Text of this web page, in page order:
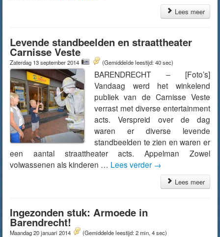
Lees meer
Levende standbeelden en straattheater
Carnisse Veste
Zaterdag 13 september 2014 (Gemiddelde leestijd: 40 sec)
BARENDRECHT – [Foto’s]
Vandaag werd het winkelend
publiek van de Carnisse Veste
verrast met diverse entertainment
acts. Verspreid over de dag
waren er diverse levende
standbeelden te zien en waren er
een aantal straattheater acts. Appelman Zowel
volwassenen als kinderen … Lees verder →
Lees meer
Ingezonden stuk: Armoede in
Barendrecht!
Maandag 20 januari 2014 (Gemiddelde leestijd: 2 min, 4 sec)